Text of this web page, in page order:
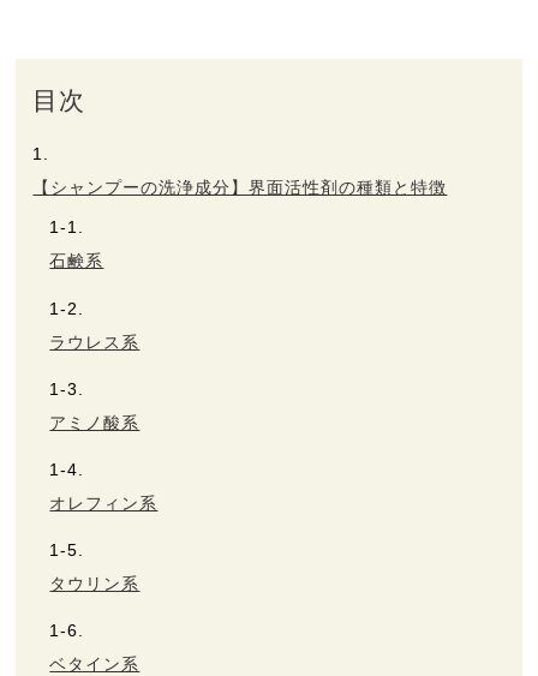
お買い物ガイド
よくあるご質問
定期お届けサービス
お問い合せ
メディア掲載
目次
【シャンプーの洗浄成分】界面活性剤の種類と特徴
石鹸系
ラウレス系
アミノ酸系
オレフィン系
タウリン系
ベタイン系